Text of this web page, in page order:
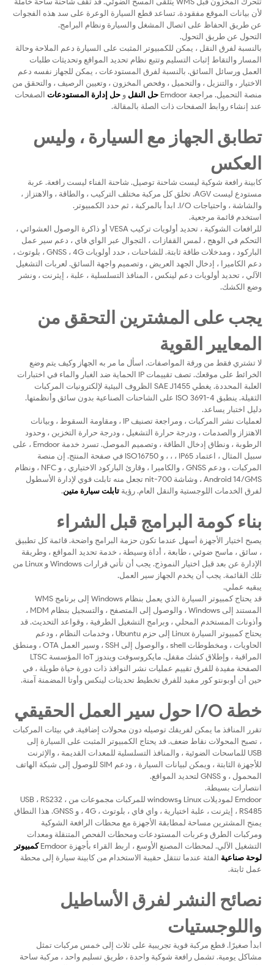
لأن بيانات الموقع مفقودة. تساعد قطع السيارة الوعرة على سد هذه الفجوات
عن طريق الحفاظ على اتصال المشغل والسيارة ونظام البرامج.
التحول عن طريق التحول.
بالنسبة لفرق النقل ، يمكن للكمبيوتر المثبت على السيارة دعم الملاحة وحالة
المسار والتقاط إثبات التسليم وتتبع نظام تحديد المواقع وتحديثات طلبات
العمل ورسائل السائق. بالنسبة لفرق المستودعات ، يمكن للجهاز نفسه دعم
الاختيار ، والتنزيل ، والتحميل ، وفحص المخزون ، وتعيين الرصيف ، والتحقق من
منصة التحميل. مراجعة Emdoor
حل النقل و حل إدارة المستودعات الصفحات
عند إنشاء روابط الصفحات ذات الصلة بالمقالة.
تطابق الجهاز مع السيارة ، وليس
العكس
كابينة رافعة شوكية ليست شاحنة توصيل. شاحنة الفناء ليست رافعة. عربة
مستودع ليست AGV. تخلق كل مركبة مختلف التركيب ، والطاقة ، والاهتزاز ،
والشاشة ، واحتياجات I/O. ابدأ بالمركبة ، ثم حدد الكمبيوتر.
استخدم قائمة مرجعية.
للرافعات الشوكية ، تحديد أولويات تركيب VESA أو ذاكرة الوصول العشوائي ،
التحكم في الوهج ، لمس القفازات ، التجوال عبر الواي فاي ، دعم سير عمل
الباركود ، ومدخلات طاقة ثابتة. للشاحنات ، حدد أولويات GNSS ، 4G ، بلوتوث ،
دعم الكاميرا ، إدخال الجهد العريض ، وتصميم واجهة السائق. لعربات التشغيل
الآلي ، تحديد أولويات دعم لينكس ، المنافذ التسلسلية ، علبة ، إيثرنت ، ونشر
وضع الكشك.
يجب على المشترين التحقق من
المعايير القوية
لا تشتري فقط من ورقة المواصفات. اسأل ما مر به الجهاز وكيف يتم وضع
الخرائط على موقعك. تصف تقييمات IP الحماية ضد الغبار والماء في اختبارات
العلبة المحددة. يغطي SAE J1455 الظروف البيئية لإلكترونيات المركبات
الثقيلة. ينطبق ISO 3691-4 على الشاحنات الصناعية بدون سائق وأنظمتها.
دليل اختبار يساعد.
لعمليات نشر المركبات ، ومراجعة تصنيف IP ، ومقاومة السقوط ، وبيانات
الاهتزاز والصدمات ، ودرجة حرارة التشغيل ، ودرجة حرارة التخزين ، وحدود
الرطوبة ، ونطاق إدخال الطاقة ، وتصميم الموصل. تسرد خدمة Emdoor ، على
سبيل المثال ، اعتماد IP65 ، ، ، و ISO16750 في صفحة المنتج. إن منصة
المركبات ، ودعم GNSS ، والكاميرا ، وقارئ الباركود الاختياري ، و NFC ، ونظام
Android 14/GMS ، وشاشة 700-nit تجعل منه تابلت قوي لإدارة الأسطول
لفرق الخدمات اللوجستية والنقل العام. رؤية تابلت سيارة متين.
بناء كومة البرامج قبل الشراء
يصبح اختيار الأجهزة أسهل عندما تكون حزمة البرامج واضحة. قائمة كل تطبيق
، سائق ، ماسح ضوئي ، طابعة ، أداة وسيطة ، خدمة تحديد المواقع ، وطريقة
الإدارة عن بعد قبل اختيار النموذج. يجب أن تأتي قرارات Windows و Linux من
تلك القائمة. يجب أن يخدم الجهاز سير العمل.
يبقيه عملي.
قد يحتاج كمبيوتر السيارة الذي يعمل بنظام Windows إلى برنامج WMS
المستند إلى Windows ، والوصول إلى المتصفح ، والتسجيل بنظام MDM ،
وأذونات المستخدم المحلي ، وبرامج التشغيل الطرفية ، وقواعد التحديث. قد
يحتاج كمبيوتر السيارة Linux إلى حزم Ubuntu ، وخدمات النظام ، ودعم
الحاويات ، ومخطوطات shell ، والوصول إلى SSH ، وسير العمل OTA ، ومنطق
المراقبة ، وإطلاق كشك مقفل. مايكروسوفت ويندوز IoT المؤسسة LTSC
الصفحة مفيدة للفرق تقييم عمليات نشر النوافذ ذات دورة حياة طويلة ، في
حين أن أوبونتو كور مفيد للفرق تخطيط تحديثات لينكس وأوتا المضمنة آمنة.
خطة I/O حول سير العمل الحقيقي
تقرر المنافذ ما يمكن لفريقك توصيله دون محولات إضافية. في بيئات المركبات
، تصبح المحولات نقاط ضعف. قد يحتاج الكمبيوتر المثبت على السيارة إلى
USB للماسحات الضوئية ، والمنافذ التسلسلية للمعدات القديمة ، والإثرنت
للأجهزة الثابتة ، ويمكن لبيانات السيارة ، ودعم SIM للوصول إلى شبكة الهاتف
المحمول ، و GNSS لتحديد المواقع.
انتصارات بسيطة.
Emdoor لموديلات Linux وwindows للمركبات مجموعات من USB ، RS232 ،
RS485 ، إيثرنت ، علبة اختيارية ، واي فاي ، بلوتوث ، 4G ، و GNSS. هذا النطاق
يمنح المشترين مساحة لمطابقة الأجهزة مع محطات الرافعة الشوكية
ومركبات الطرق وعربات المستودعات ومحطات الفحص المتنقلة ومعدات
التشغيل الآلي. لمحطات المصنع الأوسع ، اربط القراء بأجهزة Emdoor
كمبيوتر
لوحة صناعية الفئة عندما تنتقل حقيبة الاستخدام من كابينة سيارة إلى محطة
عمل ثابتة.
نصائح النشر لفرق الأساطيل
واللوجستيات
ابدأ صغيرًا. قطع مركبة قوية تجريبية على ثلاث إلى خمس مركبات تمثل
مشاكل يومية. تشمل رافعة شوكية واحدة ، طريق تسليم واحد ، مركبة ساحة